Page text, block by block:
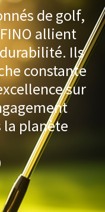
de golf,
allient
Ils
constante
sur
la planète